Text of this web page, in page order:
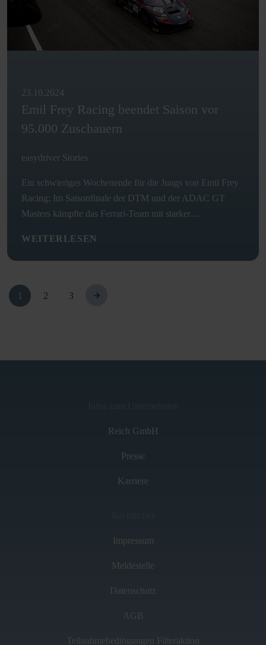
23.10.2024
Emil Frey Racing beendet Saison vor
95.000 Zuschauern
easydriver Stories
Ein schwieriges Wochenende für die Jungs von Emil Frey
Racing: Im Saisonfinale der DTM und der ADAC GT
Masters kämpfte das Ferrari-Team mit starker…
WEITERLESEN
1 2 3
Reich GmbH
Presse
Karriere
Impressum
Meldestelle
Datenschutz
AGB
Teilnahmebedingungen Filteraktion